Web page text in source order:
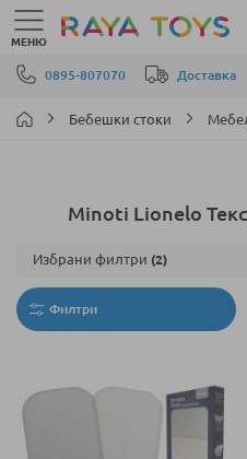
Прескачане към съдържанието
0895-807070 Доставка
МЕНЮ
Бебешки стоки
Minoti Lionelo
Филтри
Избрани филтри